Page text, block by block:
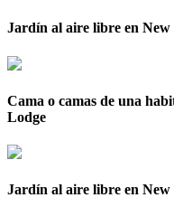
Jardín al aire libre en
Cama o camas de una
Lodge
Jardín al aire libre en